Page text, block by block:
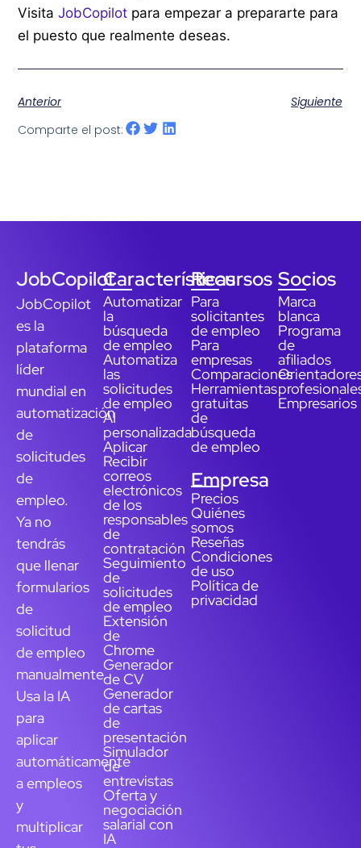
VisitaJobCopilot para empezar a prepararte para
el puesto que realmente deseas.
Anterior
Siguiente
Comparte el post:
JobCopilot
JobCopilot
es la
plataforma
líder
mundial en
automatización
de
solicitudes
de
empleo.
Ya no
tendrás
que llenar
formularios
de
solicitud
de empleo
manualmente.
Usa la IA
para
aplicar
automáticamente
a empleos
y
multiplicar
Características
Automatizar
la
búsqueda
de empleo
Automatiza
las
solicitudes
de empleo
AI
personalizada
Aplicar
Recibir
correos
electrónicos
de los
responsables
de
contratación
Seguimiento
de
solicitudes
de empleo
Extensión
de
Chrome
Generador
de CV
Generador
de cartas
de
presentación
Simulador
de
entrevistas
Oferta y
negociación
salarial con
IA
Recursos
Para
solicitantes
de empleo
Para
empresas
Comparaciones
Herramientas
gratuitas
de
búsqueda
de empleo
Empresa
Precios
Quiénes
somos
Reseñas
Condiciones
de uso
Política de
privacidad
Socios
Marca
blanca
Programa
de
afiliados
Empresarios